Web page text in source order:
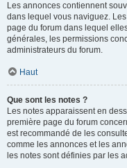
Les annonces contiennent
dans lequel vous naviguez.
page du forum dans lequel
générales, les permissions
administrateurs du forum.
Haut
Que sont les notes ?
Les notes apparaissent en
première page du forum
est recommandé de les
comme les annonces et les
les notes sont définies par les